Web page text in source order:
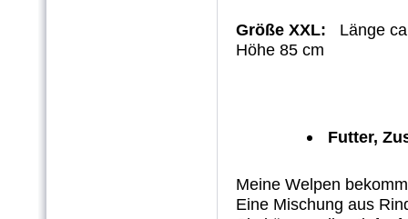
Größe XXL: Länge
Höhe 85 cm
Futter,
Meine Welpen
Eine Mischung aus